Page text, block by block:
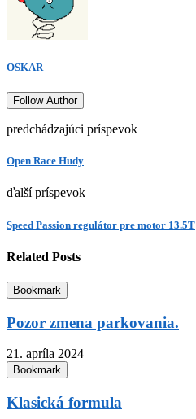
OSKAR
Follow Author
predchádzajúci príspevok
Open Race Hudy
ďalší príspevok
Speed Passion regulátor pre motor 13.5T
Related Posts
Bookmark
Pozor zmena parkovania.
21. apríla 2024
Bookmark
Klasická formula